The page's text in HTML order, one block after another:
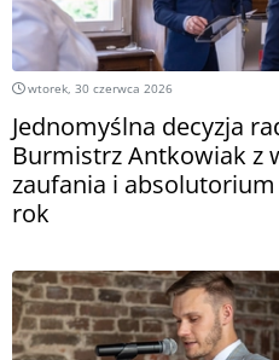
wtorek, 30 czerwca 2026
Jednomyślna decyzja
Burmistrz Antkowiak z
zaufania i absolutorium
rok